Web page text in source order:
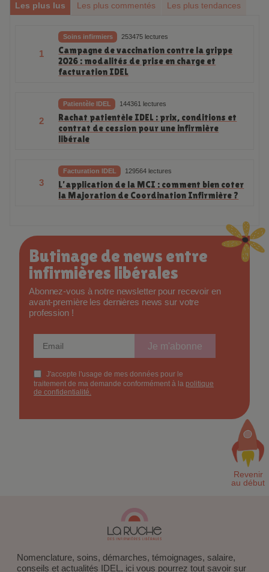
Les plus lus Les plus commentés Les plus tendances
1
Soins infirmiers 253475 lectures
Campagne de vaccination contre la grippe
2026 : modalités de prise en charge et
facturation IDEL
2
Patientèle IDEL 144361 lectures
Rachat patientèle IDEL : prix, conditions et
contrat de cession pour une infirmière
libérale
3
Facturation IDEL 129564 lectures
L’application de la MCI : comment bien coter
la Majoration de Coordination Infirmière ?
Butinage de news entre
infirmières libérales
Abonnez-vous à notre newsletter pour recevoir en
avant-première les dernières news sur votre
profession !
Nomenclature, soins, démarches, témoignages, salaire,
conseils et actualités IDEL, ici vous pourrez tout savoir sur